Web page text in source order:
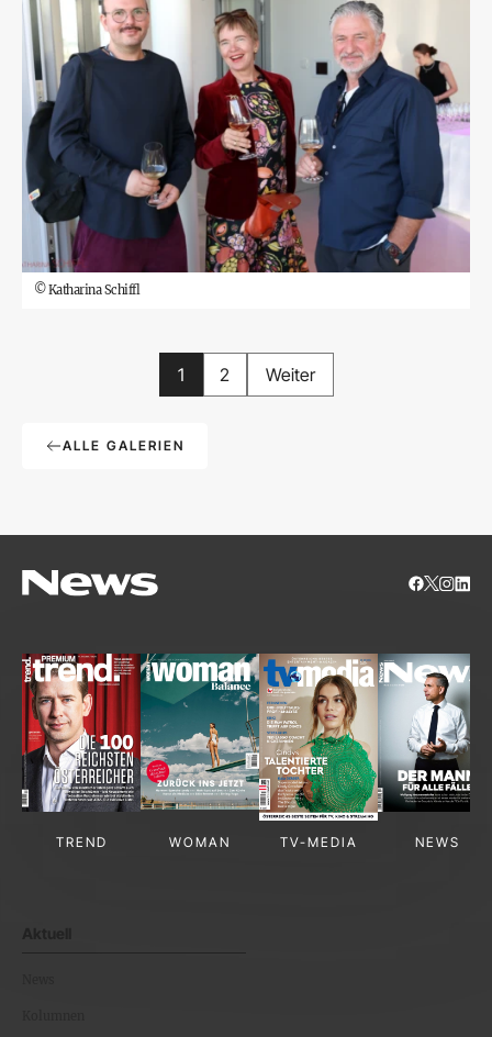
©Katharina Schiffl
1 2 Weiter
ALLE GALERIEN
TREND WOMAN TV-MEDIA NEWS